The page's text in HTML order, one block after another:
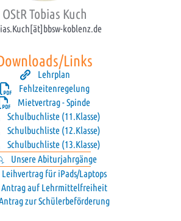
OStR Tobias Kuch
koblenz.de
Links
Lehrplan
Fehlzeitenregelung
Mietvertrag - Spinde
Schulbuchliste (11.Klasse)
Schulbuchliste (12.Klasse)
Schulbuchliste (13.Klasse)
Unsere Abiturjahrgänge
Leihvertrag für iPads/Laptops
Antrag auf Lehrmittelfreiheit
zur Schülerbeförderung